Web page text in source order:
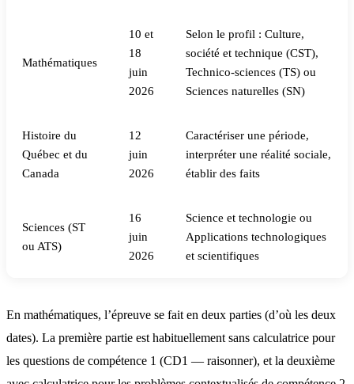
Mathématiques
10 et
18
juin
2026
Selon le profil : Culture,
société et technique (CST),
Technico-sciences (TS) ou
Sciences naturelles (SN)
Histoire du
Québec et du
Canada
12
juin
2026
Caractériser une période,
interpréter une réalité sociale,
établir des faits
Sciences (ST
ou ATS)
16
juin
2026
Science et technologie ou
Applications technologiques
et scientifiques
En mathématiques, l’épreuve se fait en deux parties (d’où les deux
dates). La première partie est habituellement sans calculatrice pour
les questions de compétence 1 (CD1 — raisonner), et la deuxième